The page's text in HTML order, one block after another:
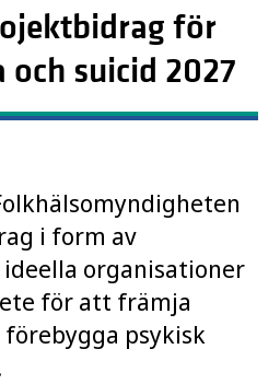
för
och suicid 2027
i form av
organisationer
för att främja
förebygga psykisk